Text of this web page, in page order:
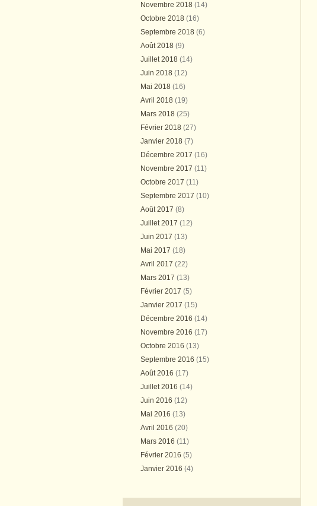
Novembre 2018 (14)
Octobre 2018 (16)
Septembre 2018 (6)
Août 2018 (9)
Juillet 2018 (14)
Juin 2018 (12)
Mai 2018 (16)
Avril 2018 (19)
Mars 2018 (25)
Février 2018 (27)
Janvier 2018 (7)
Décembre 2017 (16)
Novembre 2017 (11)
Octobre 2017 (11)
Septembre 2017 (10)
Août 2017 (8)
Juillet 2017 (12)
Juin 2017 (13)
Mai 2017 (18)
Avril 2017 (22)
Mars 2017 (13)
Février 2017 (5)
Janvier 2017 (15)
Décembre 2016 (14)
Novembre 2016 (17)
Octobre 2016 (13)
Septembre 2016 (15)
Août 2016 (17)
Juillet 2016 (14)
Juin 2016 (12)
Mai 2016 (13)
Avril 2016 (20)
Mars 2016 (11)
Février 2016 (5)
Janvier 2016 (4)